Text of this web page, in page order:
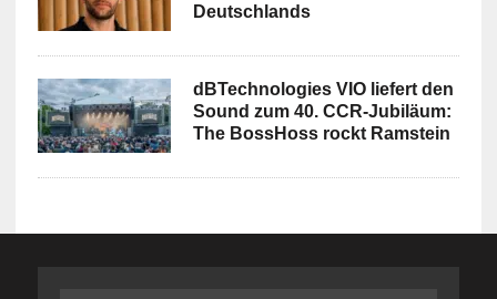
Deutschlands
dBTechnologies VIO liefert den
Sound zum 40. CCR-Jubiläum:
The BossHoss rockt Ramstein